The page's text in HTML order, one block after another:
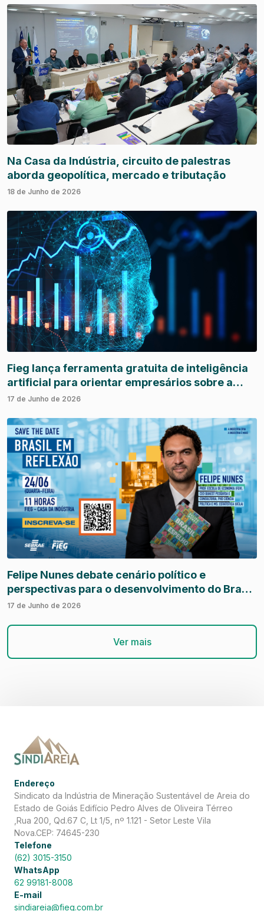
Na Casa da Indústria, circuito de palestras
aborda geopolítica, mercado e tributação
18 de Junho de 2026
Fieg lança ferramenta gratuita de inteligência
artificial para orientar empresários sobre a
Reforma Tributária
17 de Junho de 2026
Felipe Nunes debate cenário político e
perspectivas para o desenvolvimento do Brasil
em evento na Fieg
17 de Junho de 2026
Ver mais
Endereço
Sindicato da Indústria de Mineração Sustentável de Areia do
Estado de Goiás Edifício Pedro Alves de Oliveira Térreo
,Rua 200, Qd.67 C, Lt 1/5, nº 1.121 - Setor Leste Vila
Nova.CEP: 74645-230
Telefone
(62) 3015-3150
WhatsApp
62 99181-8008
E-mail
sindiareia@fieg.com.br